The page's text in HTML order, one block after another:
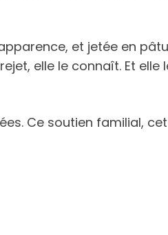
et jetée en
elle le connaît. Et
Ce soutien familial,